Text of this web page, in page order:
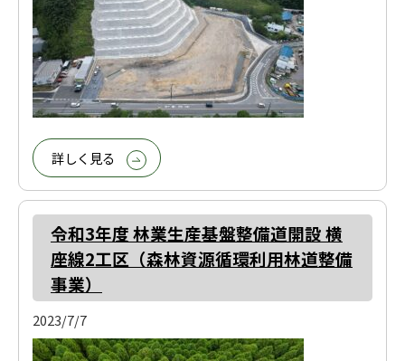
詳しく見る
令和3年度 林業生産基盤整備道開設 横
座線2工区（森林資源循環利用林道整備
事業）
2023/7/7